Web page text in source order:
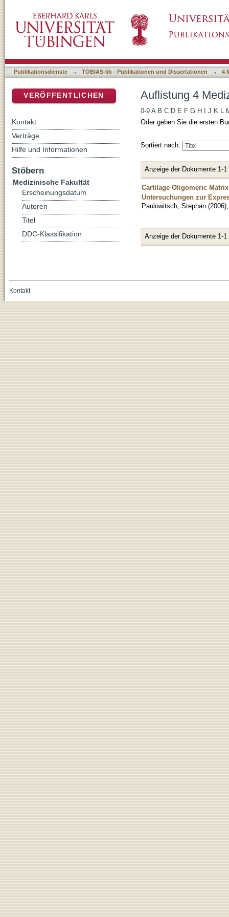
Publikationsdienste → TOBIAS-lib - Publikationen und Dissertationen → 4
Auflistung 4
0-9 A B C D E F G H J K L
Oder geben Sie die ersten
Sortiert nach:
Anzeige der Dokumente 1-1
Cartilage Oligomeric
Untersuchungen zur
Paulowitsch, Stephan (2006)
Anzeige der Dokumente 1-1
VERÖFFENTLICHEN
Kontakt
Verträge
Hilfe und Informationen
Stöbern
Medizinische Fakultät
Erscheinungsdatum
Autoren
Titel
DDC-Klassifikation
Kontakt